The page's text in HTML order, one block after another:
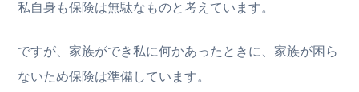
私自身も保険は無駄なものと考えています。
ですが、家族ができ私に何かあったときに、家族が困ら
ないため保険は準備しています。